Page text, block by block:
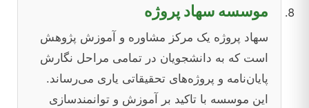
موسسه سهاد پروژه
سهاد پروژه یک مرکز مشاوره و آموزش پژوهش
است که به دانشجویان در تمامی مراحل نگارش
پایان‌نامه و پروژه‌های تحقیقاتی یاری می‌رساند.
این موسسه با تاکید بر آموزش و توانمندسازی